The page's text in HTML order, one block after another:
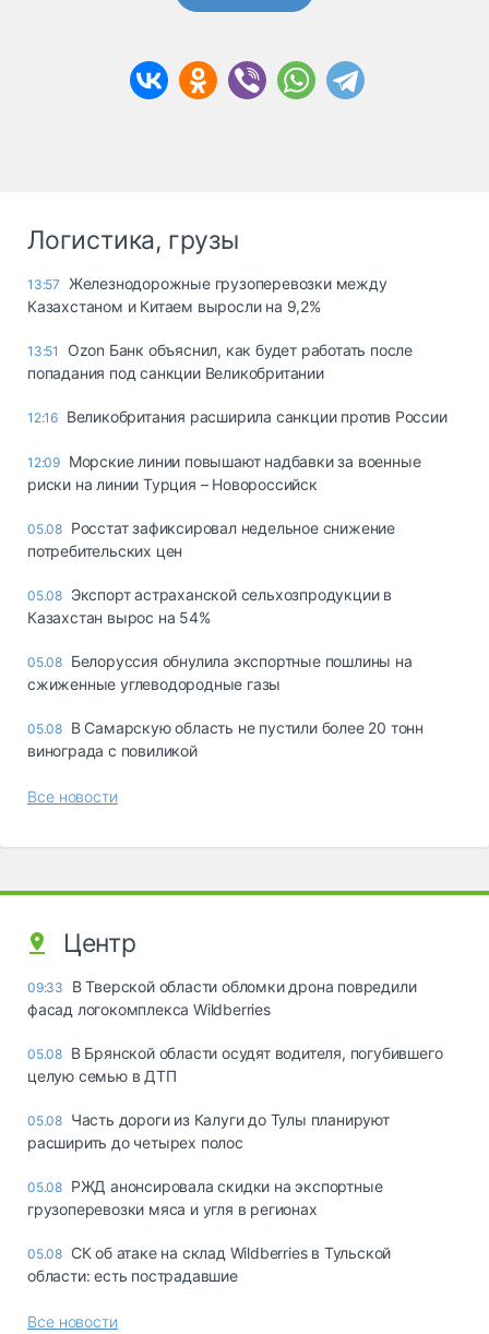
Логистика, грузы
13:57
Железнодорожные грузоперевозки между
Казахстаном и Китаем выросли на 9,2%
13:51
Ozon Банк объяснил, как будет работать после
попадания под санкции Великобритании
12:16 Великобритания расширила санкции против России
12:09 Морские линии повышают надбавки за военные
риски на линии Турция – Новороссийск
05.08 Росстат зафиксировал недельное снижение
потребительских цен
05.08 Экспорт астраханской сельхозпродукции в
Казахстан вырос на 54%
05.08 Белоруссия обнулила экспортные пошлины на
сжиженные углеводородные газы
05.08 В Самарскую область не пустили более 20 тонн
винограда с повиликой
Все новости
Центр
09:33
В Тверской области обломки дрона повредили
фасад логокомплекса Wildberries
05.08 В Брянской области осудят водителя, погубившего
целую семью в ДТП
05.08 Часть дороги из Калуги до Тулы планируют
расширить до четырех полос
05.08 РЖД анонсировала скидки на экспортные
грузоперевозки мяса и угля в регионах
05.08 СК об атаке на склад Wildberries в Тульской
области: есть пострадавшие
Все новости